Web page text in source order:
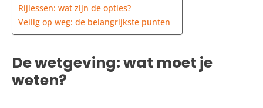
Rijlessen: wat zijn de opties?
Veilig op weg: de belangrijkste punten
De wetgeving: wat moet je
weten?